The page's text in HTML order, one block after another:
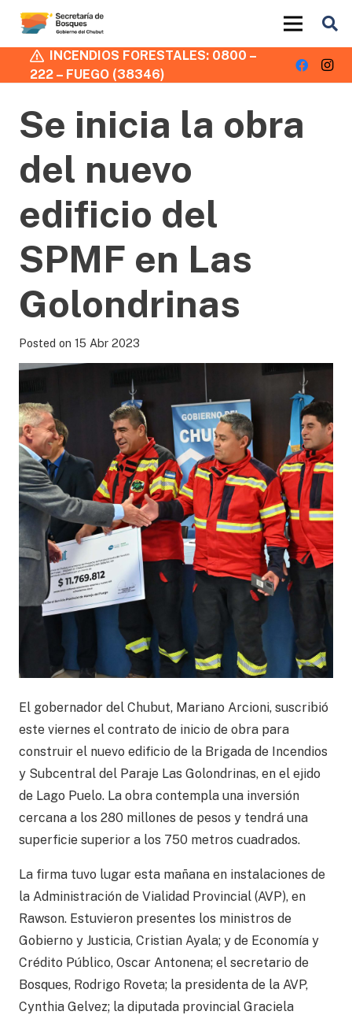
INCENDIOS FORESTALES: 0800 –
222 – FUEGO (38346)
Se inicia la obra
del nuevo
edificio del
SPMF en Las
Golondrinas
Posted on 15 Abr 2023
El gobernador del Chubut, Mariano Arcioni, suscribió
este viernes el contrato de inicio de obra para
construir el nuevo edificio de la Brigada de Incendios
y Subcentral del Paraje Las Golondrinas, en el ejido
de Lago Puelo. La obra contempla una inversión
cercana a los 280 millones de pesos y tendrá una
superficie superior a los 750 metros cuadrados.
La firma tuvo lugar esta mañana en instalaciones de
la Administración de Vialidad Provincial (AVP), en
Rawson. Estuvieron presentes los ministros de
Gobierno y Justicia, Cristian Ayala; y de Economía y
Crédito Público, Oscar Antonena; el secretario de
Bosques, Rodrigo Roveta; la presidenta de la AVP,
Cynthia Gelvez; la diputada provincial Graciela